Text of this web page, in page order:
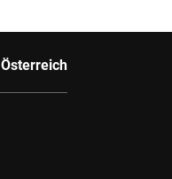
Österreich